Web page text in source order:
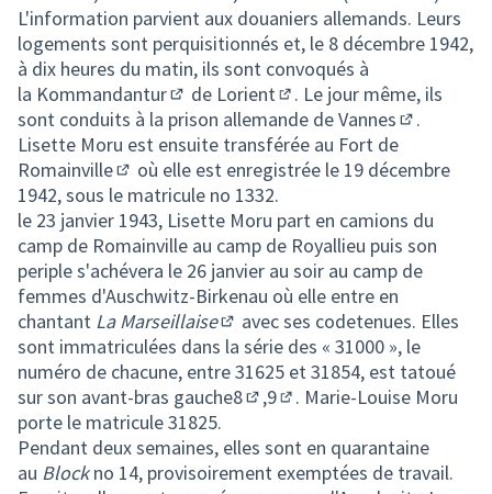
L'information parvient aux douaniers allemands. Leurs
logements sont perquisitionnés et, le 8 décembre 1942,
à dix heures du matin, ils sont convoqués à
la Kommandantur
(Lien externe)
de Lorient
(Lien externe)
. Le jour même, ils
sont conduits à la prison allemande deVannes
(Lien
.
Lisette Moru est ensuite transférée au Fort de
Romainville
(Lien externe)
où elle est enregistrée le 19 décembre
1942, sous le matricule no 1332.
le 23 janvier 1943, Lisette Moru part en camions du
camp de Romainville au camp de Royallieu puis son
periple s'achévera le 26 janvier au soir au camp de
femmes d'Auschwitz-Birkenau où elle entre en
chantant La Marseillaise
(Lien externe)
avec ses codetenues. Elles
sont immatriculées dans la série des « 31000 », le
numéro de chacune, entre 31625 et 31854, est tatoué
sur son avant-bras gauche8
(Lien externe)
,9
. Marie-Louise Moru
porte le matricule 31825.
Pendant deux semaines, elles sont en quarantaine
au Blockno 14, provisoirement exemptées de travail.